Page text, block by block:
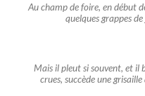
Au champ de foire, en début
quelques grappes
Mais il pleut si souvent, et il
crues, succède une